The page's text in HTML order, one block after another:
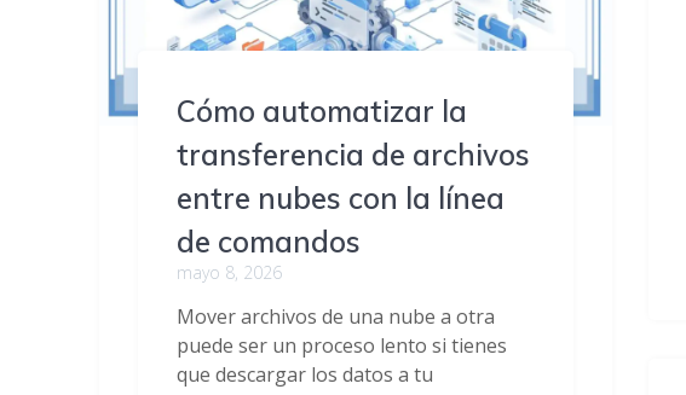
Cómo automatizar la
transferencia de archivos
entre nubes con la línea
de comandos
mayo 8, 2026
Mover archivos de una nube a otra
puede ser un proceso lento si tienes
que descargar los datos a tu